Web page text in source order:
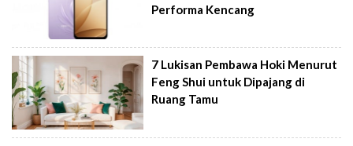
Performa Kencang
7 Lukisan Pembawa Hoki Menurut
Feng Shui untuk Dipajang di
Ruang Tamu